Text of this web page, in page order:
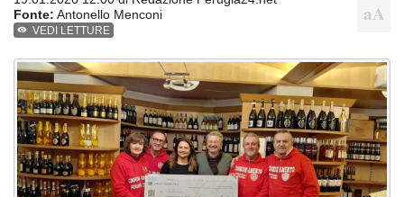
Fonte: Antonello Menconi
VEDI LETTURE